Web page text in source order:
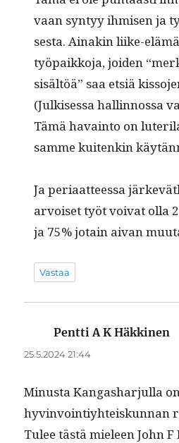
vaan syn­tyy ihmisen ja
ses­ta. Ainakin liike-
työ­paikko­ja, joiden
sisältöä” saa etsiä
(Julkises­sa hallinnos­sa
Tämä havain­to on
samme kuitenkin
Ja peri­aat­teessa
arvoiset työt voivat olla
ja 75% jotain aivan
Vastaa
Pentti A K Häkkinen
25.5.2024 21:44
Minus­ta Kan­gashar­jul­la
hyv­in­voin­tiy­hteiskun­nan
Tulee tästä mieleen John